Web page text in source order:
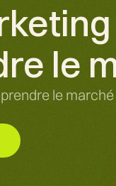
le
le